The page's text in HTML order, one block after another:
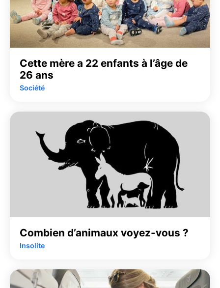
Cette mère a 22 enfants à l’âge de
26 ans
Société
Combien d’animaux voyez-vous ?
Insolite